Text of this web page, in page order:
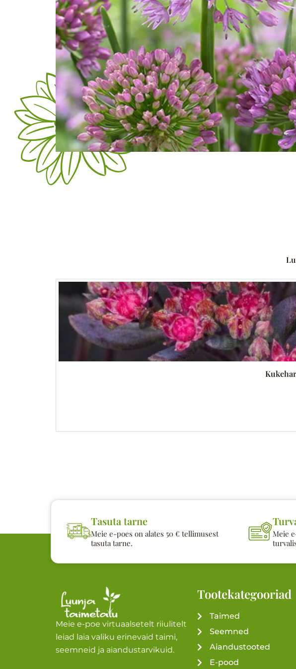
Tasuta tarne
Meie e-poes on alates 50 € tellimusest
tasuta tarne.
Meie
Meie e-poe virtuaalsetelt riiulitelt
leiad laia valiku erinevaid taimi,
seemneid ja aiandustarvikuid.
Tootekategooriad
Taimed
Seemned
Aiandustooted
E-pood